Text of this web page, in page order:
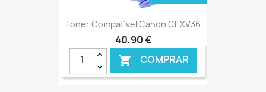
Toner Compatível Canon CEXV36
40,90 €
 COMPRAR